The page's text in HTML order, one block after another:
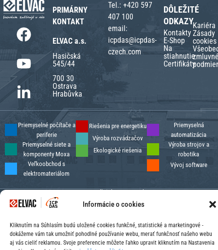
Informácie o cookies
Kliknutím na Súhlasím budú uložené cookies funkčné, statistické a marketingové -
dokážeme vám tak umožniť pohodlné používanie webu, merať funkčnosť našeho webu
aj vás cieliť reklamou. Svoje preferencie môžete ľahko upravit kliknutím na Nastavenia
PRIMÁRNY
KONTAKT
ELVAC a.s.
Hasičská
545/44
700 30
Ostrava
Hrabůvka
Tel.:+420 597
407 100
email:
icpdas@icpdas-
czech.com
DÔLEŽITÉ
ODKAZY
Kontakty
E-Shop
Na
stiahnutie
Certifikáty
Kariéra
Zásady
cookies
Priemyselné počítače a
periferie
Priemyselné siete a
komponenty Moxa
Veľkoobchod s
elektromateriálom
Riešenia pre energetiku
Výroba rozvádzačov
Ekologické riešenia
Priemyselná
automatizácia
Výroba strojov a
robotika
Vývoj software
© 2026. All rights reserved.